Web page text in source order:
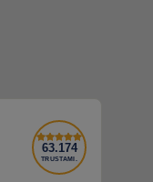
63.174
TRUSTAMI.